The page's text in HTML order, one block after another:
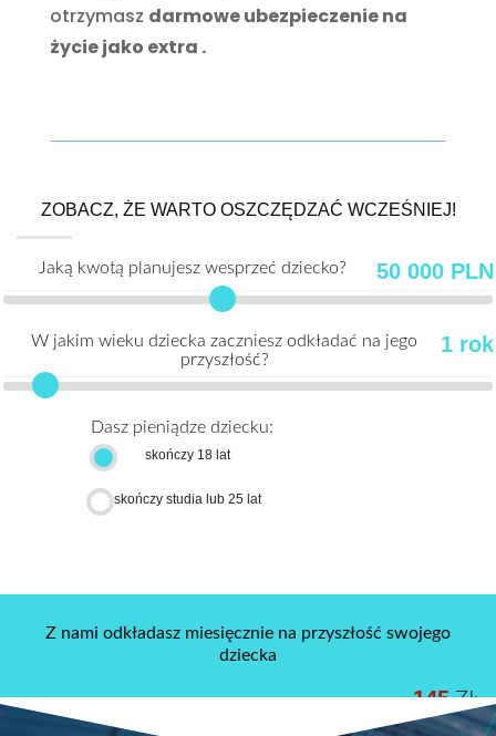
otrzymasz darmowe ubezpieczenie na
życie jako extra .